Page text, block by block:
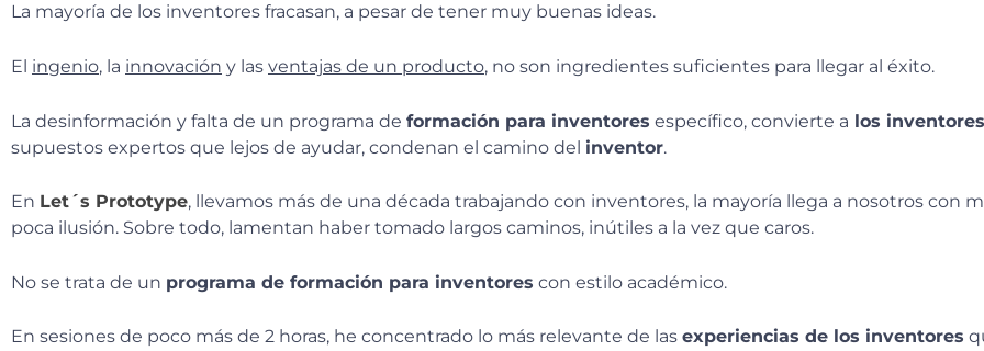
La mayoría de los inventores fracasan, a pesar de tener muy buenas ideas.
El ingenio, la innovación y las ventajas de un producto, no son ingredientes suficientes para llegar al éxito.
La desinformación y falta de un programa de formación para inventores específico, convierte a los inventores
supuestos expertos que lejos de ayudar, condenan el camino del inventor.
En Let´s Prototype, llevamos más de una década trabajando con inventores, la mayoría llega a nosotros con
poca ilusión. Sobre todo, lamentan haber tomado largos caminos, inútiles a la vez que caros.
No se trata de un programa de formación para inventores con estilo académico.
En sesiones de poco más de 2 horas, he concentrado lo más relevante de las experiencias de los inventores